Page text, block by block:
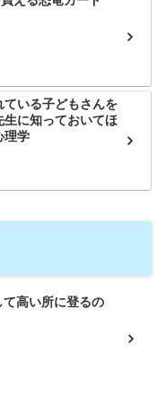
ている子どもさんを
生に知っておいてほ
理学
て高い所に登るの